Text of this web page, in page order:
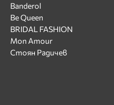
Banderol
Be Queen
BRIDAL FASHION
Mon Amour
Стоян Радичев